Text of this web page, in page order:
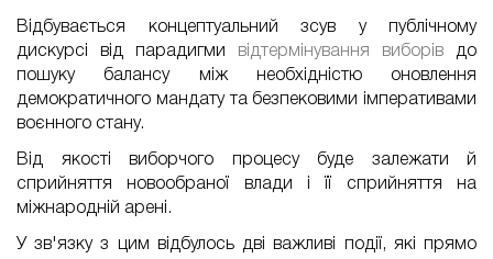
Відбувається концептуальний зсув у публічному
дискурсі від парадигми
відтермінування виборів до
пошуку балансу між необхідністю оновлення
демократичного мандату та безпековими імперативами
воєнного стану.
Від якості виборчого процесу буде залежати й
сприйняття новообраної влади і її сприйняття на
міжнародній арені.
У зв'язку з цим відбулось дві важливі події, які прямо